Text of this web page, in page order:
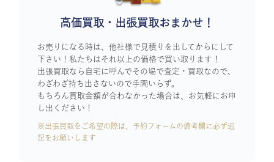
高価買取・出張買取おまかせ！
お売りになる時は、他社様で見積りを出してからにして
下さい！私たちはそれ以上の価格で買い取ります！
出張買取なら自宅に呼んでその場で査定・買取なので、
わざわざ持ち出さないので手間いらず。
もちろん買取金額が合わなかった場合は、お気軽にお申
し出ください！
※出張買取をご希望の際は、予約フォームの備考欄に必ず追
記をお願いします